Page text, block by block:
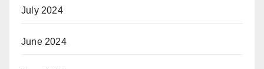
July 2024
June 2024